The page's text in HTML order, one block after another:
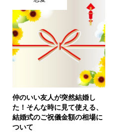
仲のいい友人が突然結婚し
た！そんな時に見て使える、
結婚式のご祝儀金額の相場に
ついて